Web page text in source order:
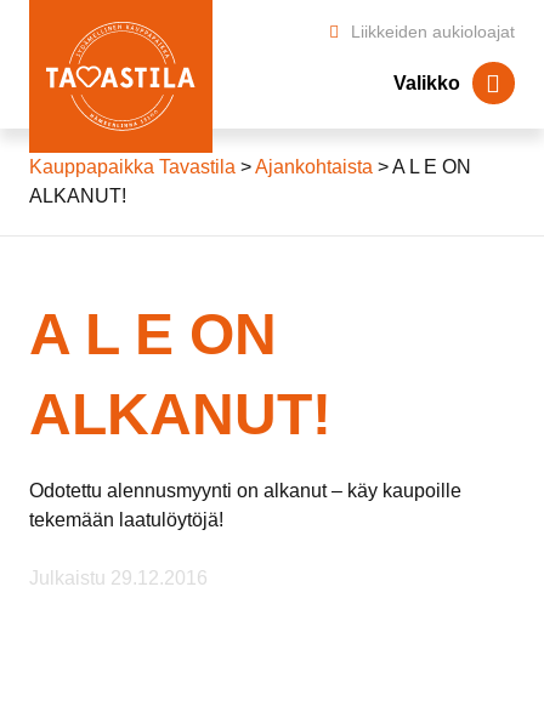
Liikkeiden aukioloajat
Valikko
Kauppapaikka Tavastila >Ajankohtaista > A L E ON
ALKANUT!
A L E ON
ALKANUT!
Odotettu alennusmyynti on alkanut – käy kaupoille
tekemään laatulöytöjä!
Julkaistu 29.12.2016